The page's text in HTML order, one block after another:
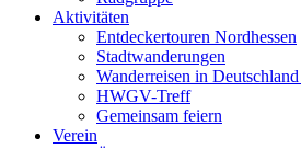
Aktivitäten
Entdeckertouren Nordhessen
Stadtwanderungen
Wanderreisen in
HWGV-Treff
Gemeinsam feiern
Verein